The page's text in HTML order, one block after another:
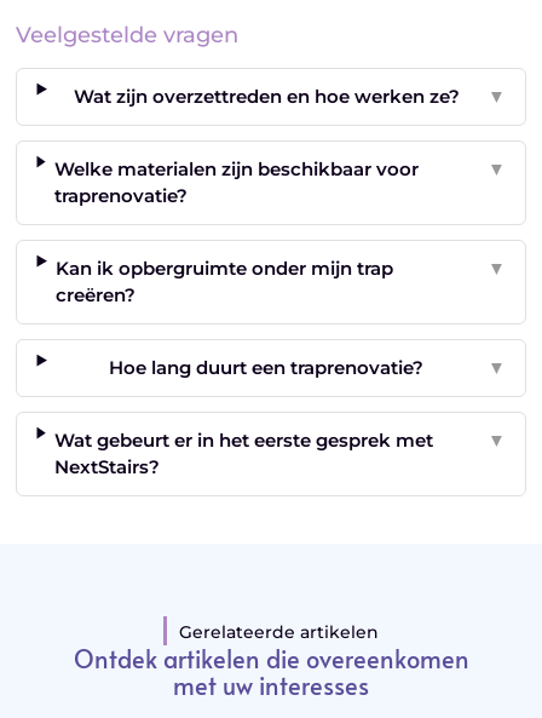
Veelgestelde vragen
Wat zijn overzettreden en hoe werken ze? ▼
Welke materialen zijn beschikbaar voor
traprenovatie?
▼
Kan ik opbergruimte onder mijn trap
creëren?
▼
Hoe lang duurt een traprenovatie? ▼
Wat gebeurt er in het eerste gesprek met
NextStairs?
▼
Gerelateerde artikelen
Ontdek artikelen die overeenkomen
met uw interesses